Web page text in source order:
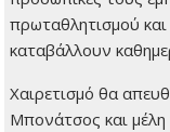
πρωταθλητισμού
καταβάλλουν
Χαιρετισμό θα
Μπονάτσος και μέλη